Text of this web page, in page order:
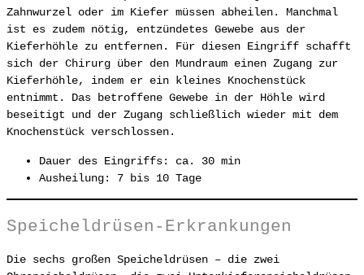
Zahnwurzel oder im Kiefer müssen abheilen. Manchmal
ist es zudem nötig, entzündetes Gewebe aus der
Kieferhöhle zu entfernen. Für diesen Eingriff schafft
sich der Chirurg über den Mundraum einen Zugang zur
Kieferhöhle, indem er ein kleines Knochenstück
entnimmt. Das betroffene Gewebe in der Höhle wird
beseitigt und der Zugang schließlich wieder mit dem
Knochenstück verschlossen.
Dauer des Eingriffs: ca. 30 min
Ausheilung: 7 bis 10 Tage
Speicheldrüsen-Erkrankungen
Die sechs großen Speicheldrüsen – die zwei